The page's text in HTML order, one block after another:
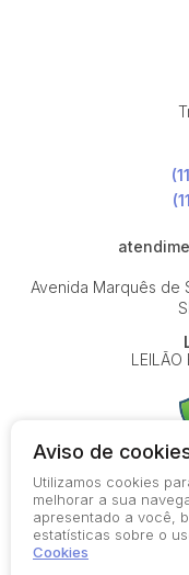
Avenida Marquês de
LEILÃO
© 2026-
Aviso de
Utilizamos cookies
melhorar a sua
apresentado a você,
estatísticas sobre o
Cookies